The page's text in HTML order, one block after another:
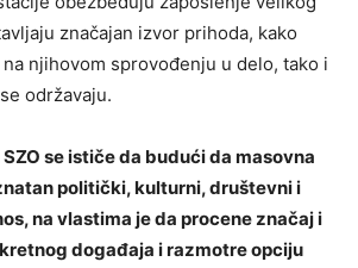
značajan izvor prihoda, kako
njihovom sprovođenju u delo, tako i
održavaju.
se ističe da budući da masovna
politički, kulturni, društevni i
na vlastima je da procene značaj i
događaja i razmotre opciju